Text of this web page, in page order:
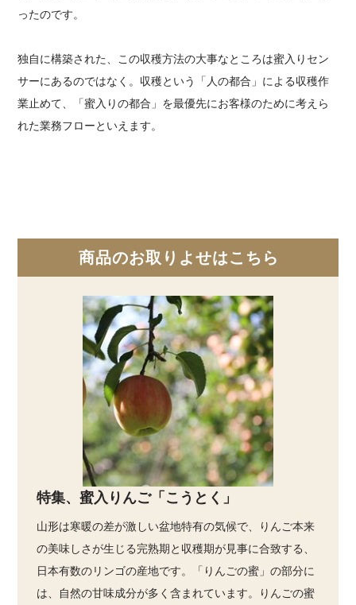
ったのです。
独自に構築された、この収穫方法の大事なところは蜜入りセン
サーにあるのではなく。収穫という「人の都合」による収穫作
業止めて、「蜜入りの都合」を最優先にお客様のために考えら
れた業務フローといえます。
商品のお取りよせはこちら
特集、蜜入りんご「こうとく」
山形は寒暖の差が激しい盆地特有の気候で、りんご本来
の美味しさが生じる完熟期と収穫期が見事に合致する、
日本有数のリンゴの産地です。「りんごの蜜」の部分に
は、自然の甘味成分が多く含まれています。りんごの蜜